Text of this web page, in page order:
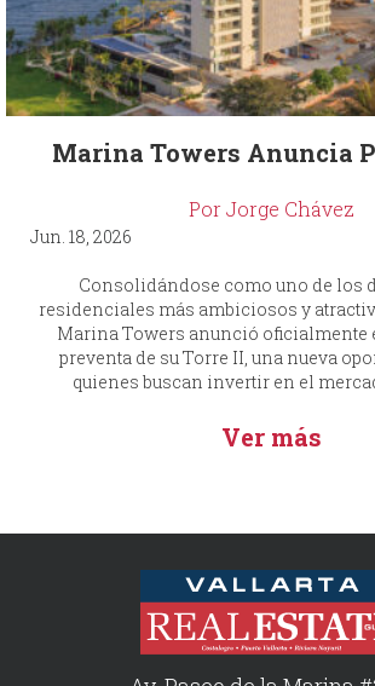
Marina Towers Anuncia
Por Jorge Chávez
Jun. 18, 2026
Consolidándose como uno de los
residenciales más ambiciosos y
Marina Towers anunció oficialmente
preventa de su Torre II, una nueva
quienes buscan invertir en el
Ver más